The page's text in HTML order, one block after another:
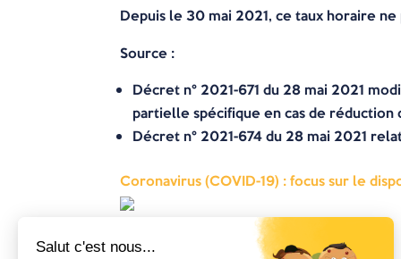
Depuis le 30 mai 2021, ce taux horaire
Source :
Décret n° 2021-671 du 28 mai 2021
partielle spécifique en cas de réduction
Décret n° 2021-674 du 28 mai 2021
Coronavirus (COVID-19) : focus sur le